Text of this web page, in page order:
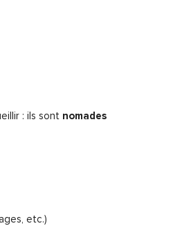
: ils sont nomades
etc.)